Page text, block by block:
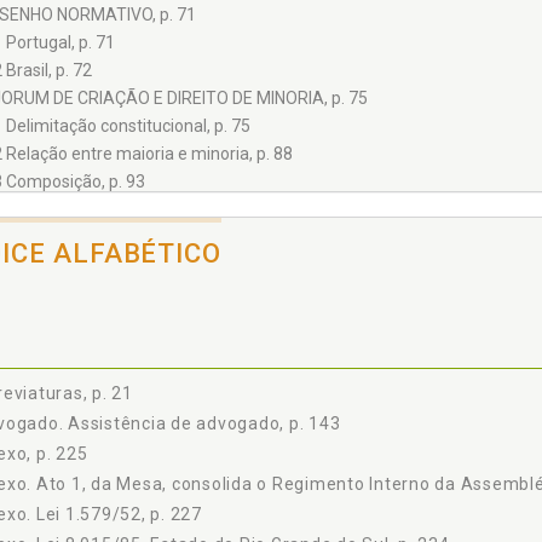
NORMATIVO, p. 71
Portugal, p. 71
Brasil, p. 72
DE CRIAÇÃO E DIREITO DE MINORIA, p. 75
Delimitação constitucional, p. 75
Relação entre maioria e minoria, p. 88
Composição, p. 93
Criação pela maioria, p. 100
Móvel de criação, p. 101
CPI e negócios privados, p. 114
Inquéritos paralelos, p. 116
DETERMINADO, p. 121
Generalidades, p. 121
Requerimentos não apreciados na legislatura em que apresentados, p.
ALFABÉTICO
p. 21
Assistência de advogado, p. 143
p. 225
Ato 1, da Mesa, consolida o Regimento Interno da
Lei 1.579/52, p. 227